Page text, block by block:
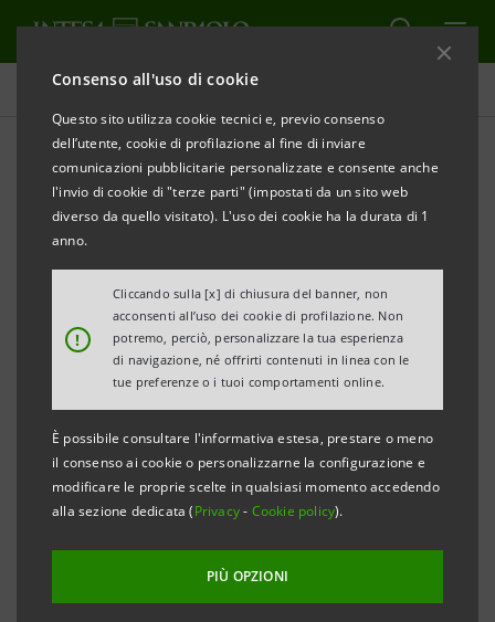
Consenso all'uso di cookie
Questo sito utilizza cookie tecnici e, previo consenso
dell’utente, cookie di profilazione al fine di inviare
comunicazioni pubblicitarie personalizzate e consente anche
l'invio di cookie di "terze parti" (impostati da un sito web
diverso da quello visitato). L'uso dei cookie ha la durata di 1
anno.
!
Cliccando sulla [x] di chiusura del banner, non
acconsenti all’uso dei cookie di profilazione. Non
potremo, perciò, personalizzare la tua esperienza
di navigazione, né offrirti contenuti in linea con le
tue preferenze o i tuoi comportamenti online.
È possibile consultare l'informativa estesa, prestare o meno
il consenso ai cookie o personalizzarne la configurazione e
modificare le proprie scelte in qualsiasi momento accedendo
alla sezione dedicata (Privacy- Cookie policy).
PIÙ OPZIONI
Investor relations
Storico Banca Intesa:
Prospetti
AGGIORNA
Emissioni
Emissioni
Costituzione
Filtra per
2006